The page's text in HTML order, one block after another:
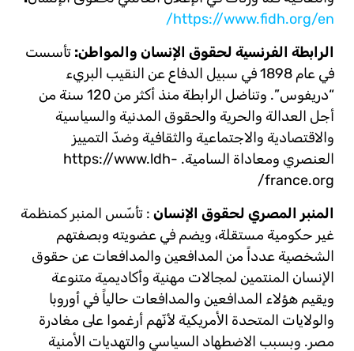
https://www.fidh.org/en/
الرابطة الفرنسية لحقوق الإنسان والمواطن: تأسست
في عام 1898 في سبيل الدفاع عن النقيب البريء
“دريفوس”. وتناضل الرابطة منذ أكثر من 120 سنة من
أجل العدالة والحرية والحقوق المدنية والسياسية
والاقتصادية والاجتماعية والثقافية وضدّ التمييز
العنصري ومعاداة السامية. https://www.ldh-
france.org/
المنبر المصري لحقوق الإنسان : تأسّس المنبر كمنظمة
غير حكومية مستقلة، ويضم في عضويته وبصفتهم
الشخصية عدداً من المدافعين والمدافعات عن حقوق
اﻹنسان المنتمين لمجالات مهنية وأكاديمية متنوعة
ويقيم هؤلاء المدافعين والمدافعات حالياً في أوروبا
والولايات المتحدة اﻷمريكية لأنّهم أرغموا على مغادرة
مصر. وبسبب الاضطهاد السياسي والتهديات اﻷمنية